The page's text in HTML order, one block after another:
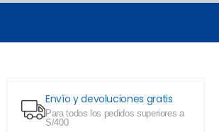
Envío y devoluciones gratis
Para todos los pedidos superiores a
S/400